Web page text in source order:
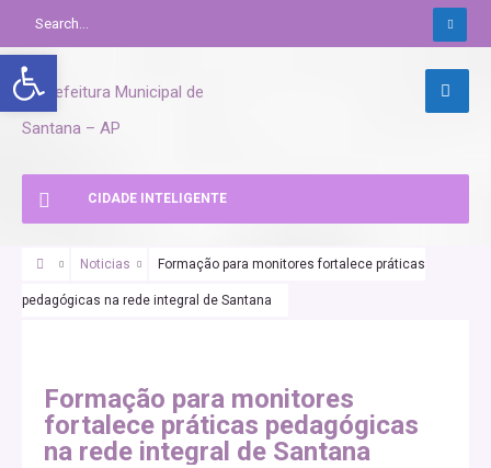
Abrir a barra de ferramentas
CIDADE INTELIGENTE
Noticias Formação para monitores fortalece práticas
pedagógicas na rede integral de Santana
Formação para monitores
fortalece práticas pedagógicas
na rede integral de Santana